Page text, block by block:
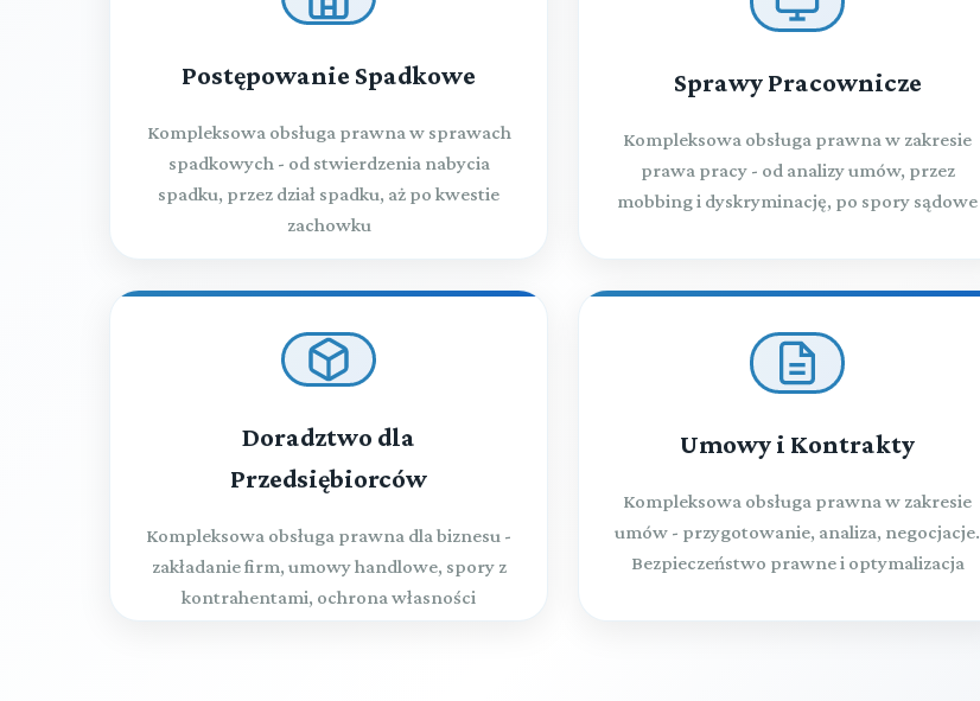
Postępowanie Spadkowe
Kompleksowa obsługa prawna w sprawach
spadkowych - od stwierdzenia nabycia
spadku, przez dział spadku, aż po kwestie
zachowku
Sprawy Pracownicze
Kompleksowa obsługa prawna w zakresie
prawa pracy - od analizy umów, przez
mobbing i dyskryminację, po spory sądowe
Doradztwo dla
Przedsiębiorców
Kompleksowa obsługa prawna dla biznesu -
zakładanie firm, umowy handlowe, spory z
kontrahentami, ochrona własności
Umowy i Kontrakty
Kompleksowa obsługa prawna w zakresie
umów - przygotowanie, analiza, negocjacje.
Bezpieczeństwo prawne i optymalizacja